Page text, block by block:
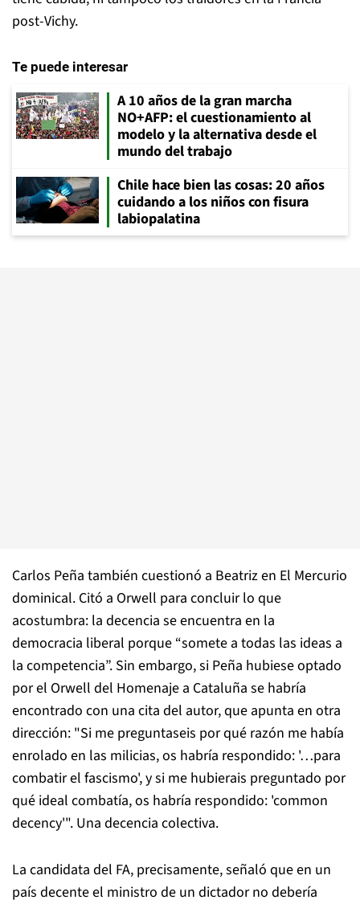
post-Vichy.
Te puede interesar
A 10 años de la gran marcha
NO+AFP: el cuestionamiento al
modelo y la alternativa desde el
mundo del trabajo
Chile hace bien las cosas: 20 años
cuidando a los niños con fisura
labiopalatina
Carlos Peña también cuestionó a Beatriz en El Mercurio
dominical. Citó a Orwell para concluir lo que
acostumbra: la decencia se encuentra en la
democracia liberal porque “somete a todas las ideas a
la competencia”. Sin embargo, si Peña hubiese optado
por el Orwell del Homenaje a Cataluña se habría
encontrado con una cita del autor, que apunta en otra
dirección: "Si me preguntaseis por qué razón me había
enrolado en las milicias, os habría respondido: '…para
combatir el fascismo', y si me hubierais preguntado por
qué ideal combatía, os habría respondido: 'common
decency'". Una decencia colectiva.
La candidata del FA, precisamente, señaló que en un
país decente el ministro de un dictador no debería